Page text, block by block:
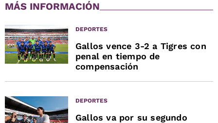
MÁS INFORMACIÓN
DEPORTES
Gallos vence 3-2 a Tigres con
penal en tiempo de
compensación
DEPORTES
Gallos va por su segundo